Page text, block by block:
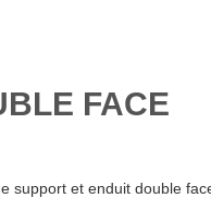
FACE
support et enduit double